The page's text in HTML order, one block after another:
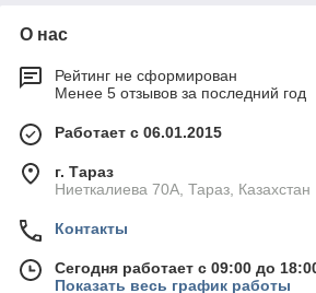
О нас
Рейтинг не сформирован
Менее 5 отзывов за последний год
Работает с 06.01.2015
г. Тараз
Ниеткалиева 70А, Тараз, Казахстан
Контакты
Сегодня работает с 09:00 до
Показать весь график работы